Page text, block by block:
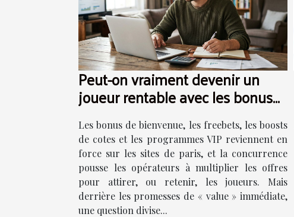
Peut-on vraiment devenir un
joueur rentable avec les bonus
actuels ?
Les bonus de bienvenue, les freebets, les boosts
de cotes et les programmes VIP reviennent en
force sur les sites de paris, et la concurrence
pousse les opérateurs à multiplier les offres
pour attirer, ou retenir, les joueurs. Mais
derrière les promesses de « value » immédiate,
une question divise...